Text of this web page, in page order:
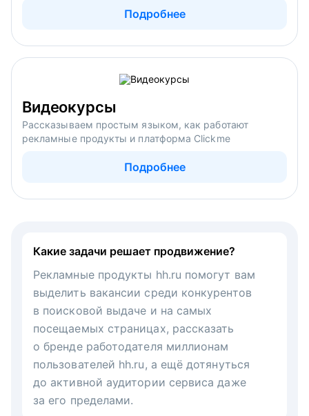
Подробнее
Видеокурсы
Рассказываем простым языком, как работают
рекламные продукты и платформа Clickme
Подробнее
Какие задачи решает продвижение?
Рекламные продукты hh.ru помогут вам
выделить вакансии среди конкурентов
в поисковой выдаче и на самых
посещаемых страницах, рассказать
о бренде работодателя миллионам
пользователей hh.ru, а ещё дотянуться
до активной аудитории сервиса даже
за его пределами.